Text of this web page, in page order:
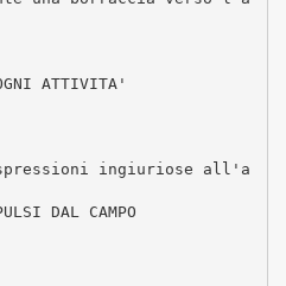
ATTIVITA'
ingiuriose all'a
DAL CAMPO